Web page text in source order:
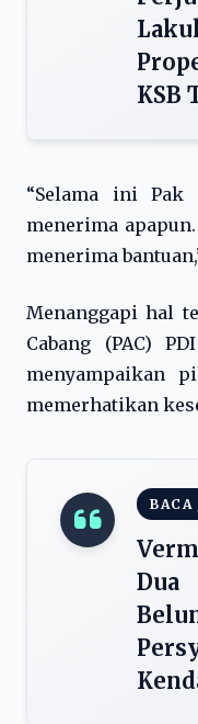
KSB
“Selama ini
menerima
menerima
Menanggapi hal
Cabang (PAC)
menyampaikan
memerhatikan
BACA
Dua